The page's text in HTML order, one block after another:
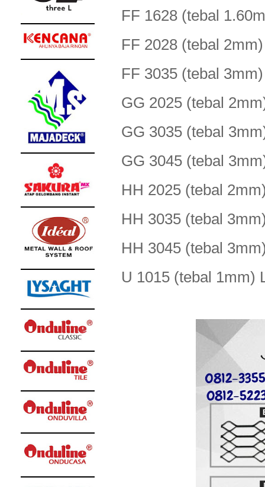
FF 1628 (tebal
FF 2028 (tebal
FF 3035 (tebal
GG 2025 (tebal
GG 3035 (tebal
GG 3045 (tebal
HH 2025 (tebal
HH 3035 (tebal
HH 3045 (tebal
U 1015 (tebal 1mm)